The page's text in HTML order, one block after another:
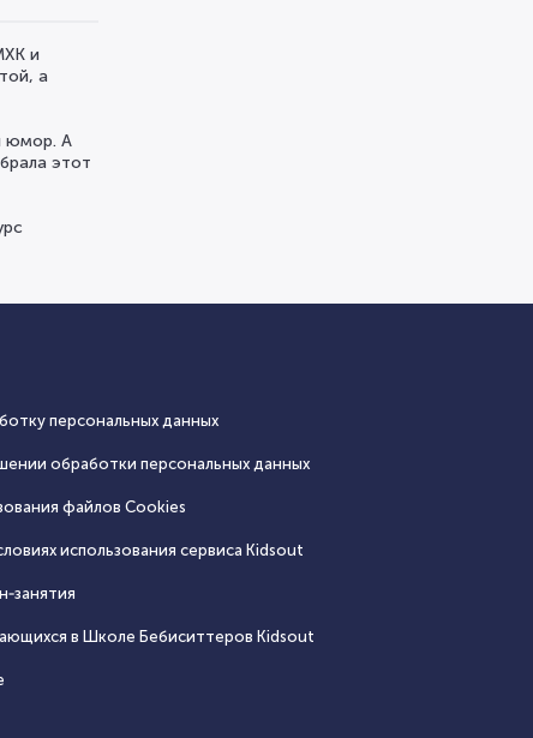
и
а
юмор. А
этот
персональных данных
обработки персональных данных
файлов Cookies
использования сервиса Кidsout
в Школе Бебиситтеров Kidsout